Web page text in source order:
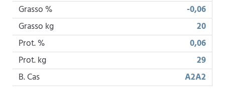
Grasso %
-0,06
Grasso kg
20
Prot. %
0,06
Prot. kg
29
B. Cas
A2A2